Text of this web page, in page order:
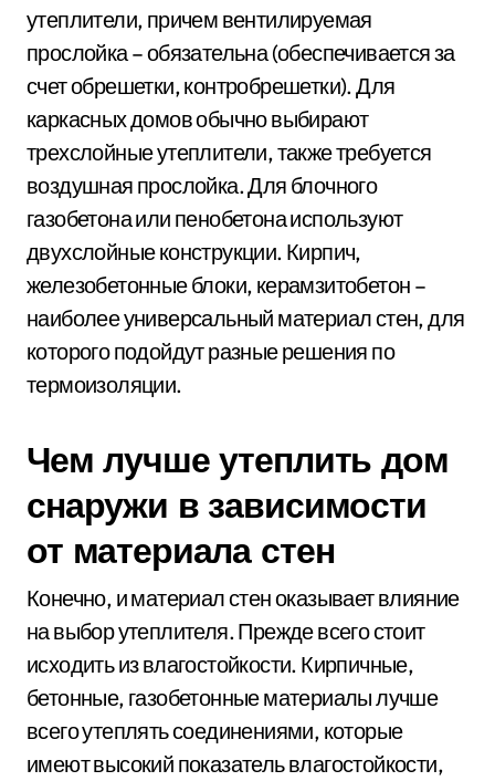
утеплители, причем вентилируемая
прослойка – обязательна (обеспечивается за
счет обрешетки, контробрешетки). Для
каркасных домов обычно выбирают
трехслойные утеплители, также требуется
воздушная прослойка. Для блочного
газобетона или пенобетона используют
двухслойные конструкции. Кирпич,
железобетонные блоки, керамзитобетон –
наиболее универсальный материал стен, для
которого подойдут разные решения по
термоизоляции.
Чем лучше утеплить дом
снаружи в зависимости
от материала стен
Конечно, и материал стен оказывает влияние
на выбор утеплителя. Прежде всего стоит
исходить из влагостойкости. Кирпичные,
бетонные, газобетонные материалы лучше
всего утеплять соединениями, которые
имеют высокий показатель влагостойкости,